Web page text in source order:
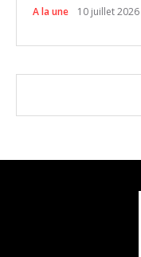
A la une 10 juillet 2026